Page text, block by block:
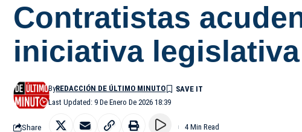
Contratistas
iniciativa
Last Updated: 9 De Enero De 2026 18:39
ByREDACCIÓN DE ÚLTIMO MINUTO
Share 4 Min Read